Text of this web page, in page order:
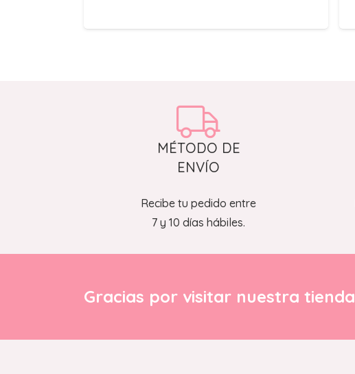
MÉTODO DE
ENVÍO
Recibe tu pedido entre
7 y 10 días hábiles.
Gracias por visitar nuestra tienda